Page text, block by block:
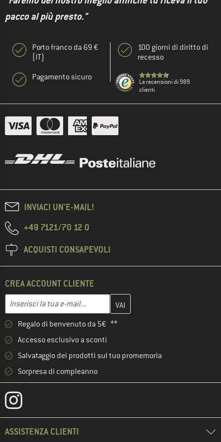
pacco al più presto."
Porto franco da 69 €
(IT)
Pagamento sicuro
100 giorni di diritto di
recesso
Le recensioni di 989
clienti
INVIACI UN'E-MAIL!
+49 7121/70 12 0
ACQUISTI CONSAPEVOLI
CREA ACCOUNT CLIENTE
Indirizzo e-mail
Inserisci qui il tuo indirizzo e-mail e crea il tuo account cliente
Regalo di benvenuto da 5€ **
Accesso esclusivo a sconti
Salvataggio dei prodotti sul tuo promemoria
Sorpresa di compleanno
ASSISTENZA CLIENTI